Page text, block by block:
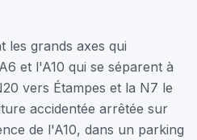
les grands axes qui
et l'A10 qui se séparent à
vers Étampes et la N7 le
accidentée arrêtée sur
de l'A10, dans un parking